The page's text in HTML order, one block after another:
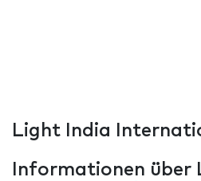
Light India
Informationen über